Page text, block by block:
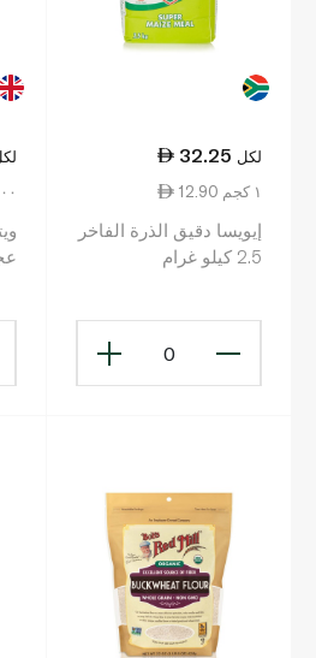
32.25 لكل
12.90 ١ كجم
إيويسا دقيق الذرة الفاخر
2.5 كيلو غرام
0
2.20